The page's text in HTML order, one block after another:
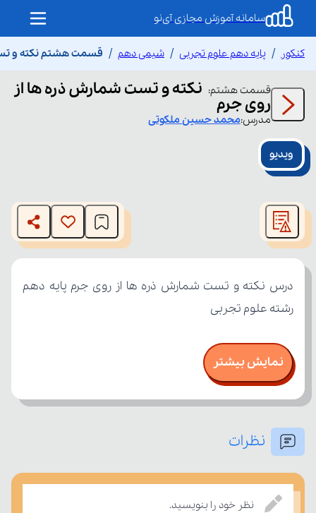
سامانه آموزش مجازی آی‌نو
کنکور پایه دهم علوم تجربی شیمی دهم قسمت هشتم نکته و
قسمت هشتم: نکته و تست شمارش ذره ها از
روی جرم
مدرس:محمد حسینملکوتی
ویدیو
modal
window.
The media could not be loaded, either because the server
or network failed or because the format is not supported.
رشته علوم تجربی
نمایش بیشتر
نظرات
نظر خود را بنویسید.